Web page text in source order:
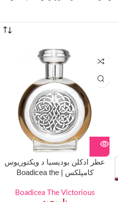
عطر ادکلن بودیسیا د ویکتوریوس
کامپلکس | Boadicea the
Boadicea The Victorious